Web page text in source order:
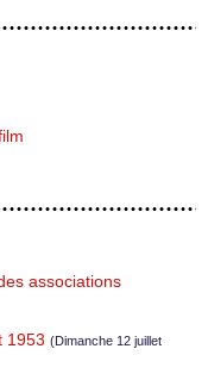
associations
1953 (Dimanche 12 juillet